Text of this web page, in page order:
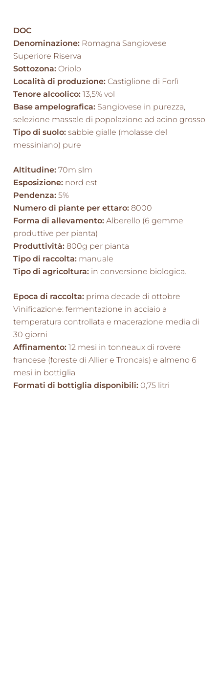
DOC
Denominazione:Romagna Sangiovese
Superiore Riserva
Sottozona:Oriolo
Località di produzione:Castiglione di Forlì
Tenore alcoolico:13,5% vol
Base ampelografica:Sangiovese in purezza,
selezione massale di popolazione ad acino grosso
Tipo di suolo:sabbie gialle (molasse del
messiniano) pure
Altitudine: 70m slm
Esposizione:nord est
Pendenza:5%
Numero di piante per ettaro:8000
Forma di allevamento:Alberello (6 gemme
produttive per pianta)
Produttività:800g per pianta
Tipo di raccolta: manuale
Tipo di agricoltura:in conversione biologica.
Epoca di raccolta:prima decade di ottobre
Vinificazione: fermentazione in acciaio a
temperatura controllata e macerazione media di
30 giorni
Affinamento:12 mesi in tonneaux di rovere
francese (foreste di Allier e Troncais) e almeno 6
mesi in bottiglia
Formati di bottiglia disponibili:0,75 litri